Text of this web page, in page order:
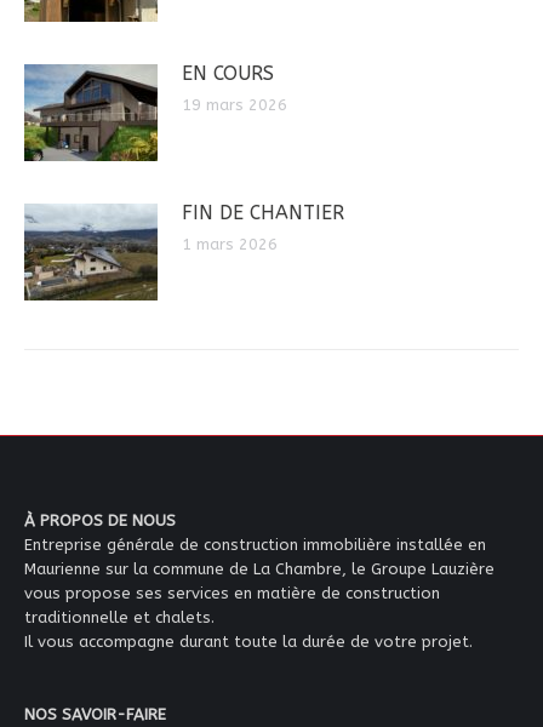
EN COURS
19 mars 2026
FIN DE CHANTIER
1 mars 2026
À PROPOS DE NOUS
Entreprise générale de construction immobilière installée en
Maurienne sur la commune de La Chambre, le Groupe Lauzière
vous propose ses services en matière de construction
traditionnelle et chalets.
Il vous accompagne durant toute la durée de votre projet.
NOS SAVOIR-FAIRE